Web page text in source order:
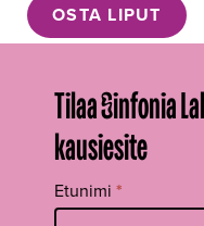
OSTA LIPUT
Tilaa Sinfonia
kausiesite
Tilaa
uutiskirje
Etunimi *